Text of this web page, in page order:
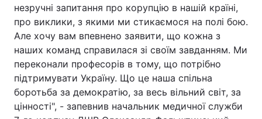
Тема оформлення
незручні запитання про корупцію в нашій країні,
про виклики, з якими ми стикаємося на полі бою.
Але хочу вам впевнено заявити, що кожна з
наших команд справилася зі своїм завданням. Ми
переконали професорів в тому, що потрібно
підтримувати Україну. Що це наша спільна
боротьба за демократію, за весь вільний світ, за
цінності", - запевнив начальник медичної служби